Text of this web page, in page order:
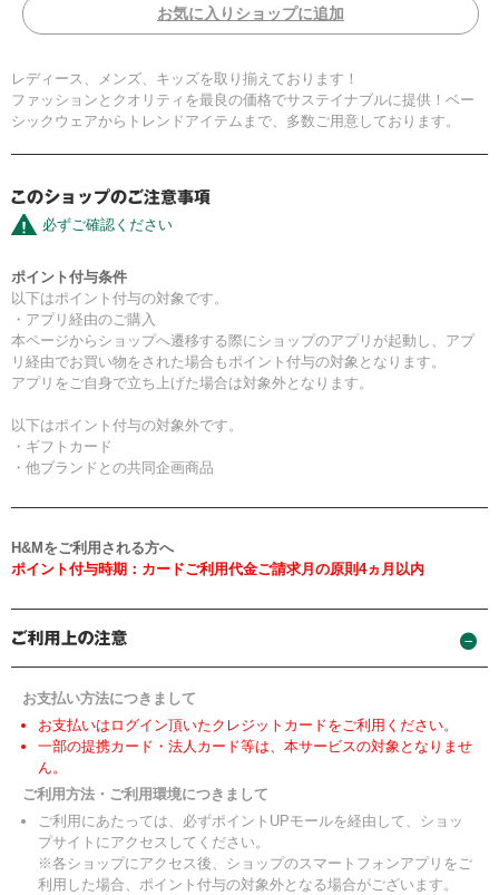
お気に入りショップに追加
レディース、メンズ、キッズを取り揃えております！
ファッションとクオリティを最良の価格でサステイナブルに提供！ベー
シックウェアからトレンドアイテムまで、多数ご用意しております。
必ずご確認ください
ポイント付与条件
以下はポイント付与の対象です。
・アプリ経由のご購入
本ページからショップへ遷移する際にショップのアプリが起動し、アプ
リ経由でお買い物をされた場合もポイント付与の対象となります。
アプリをご自身で立ち上げた場合は対象外となります。
以下はポイント付与の対象外です。
・ギフトカード
・他ブランドとの共同企画商品
H&Mをご利用される方へ
ポイント付与時期：カードご利用代金ご請求月の原則4ヵ月以内
お支払い方法につきまして
お支払いはログイン頂いたクレジットカードをご利用ください。
一部の提携カード・法人カード等は、本サービスの対象となりませ
ん。
ご利用方法・ご利用環境につきまして
ご利用にあたっては、必ずポイントUPモールを経由して、ショッ
プサイトにアクセスしてください。
※各ショップにアクセス後、ショップのスマートフォンアプリをご
利用した場合、ポイント付与の対象外となる場合がございます。